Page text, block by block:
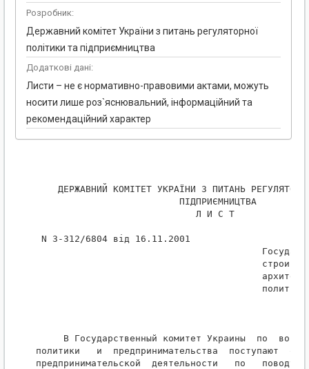
Розробник:
Державний комітет України з питань регуляторної
політики та підприємництва
Додаткові дані:
Листи – не є нормативно-правовими актами, можуть
носити лише роз`яснювальний, інформаційний та
рекомендаційний характер
ДЕРЖАВНИЙ КОМІТЕТ УКРАЇНИ З ПИТАНЬ
                          ПІДПРИЄМНИЦТВА
                             Л И С Т
N 3-312/6804 від 16.11.2001
политики
В Государственный комитет Украины  по
политики   и  предпринимательства  поступают
предпринимательской  деятельности   по   поводу